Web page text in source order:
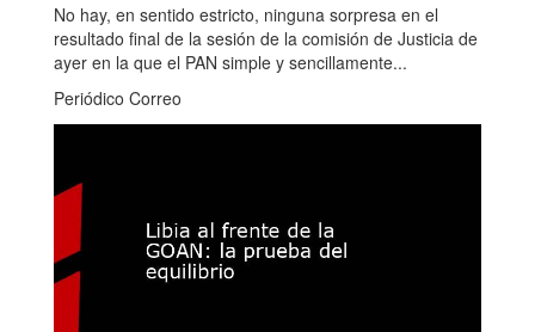
No hay, en sentido estricto, ninguna sorpresa en el
resultado final de la sesión de la comisión de Justicia de
ayer en la que el PAN simple y sencillamente...
Periódico Correo